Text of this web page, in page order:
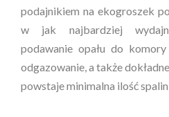
podajnikiem na ekogroszek
w jak najbardziej
podawanie opału do
odgazowanie, a także
powstaje minimalna ilość